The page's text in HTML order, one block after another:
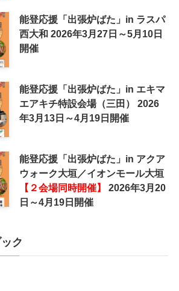
能登応援「出張炉ばた」in ラスパ
西大和 2026年3月27日～5月10日
開催
能登応援「出張炉ばた」in エキマ
エアキチ特設会場（三田） 2026
年3月13日～4月19日開催
能登応援「出張炉ばた」in アクア
ウォーク大垣／イオンモール大垣
【２会場同時開催】
2026年3月20
日～4月19日開催
ク